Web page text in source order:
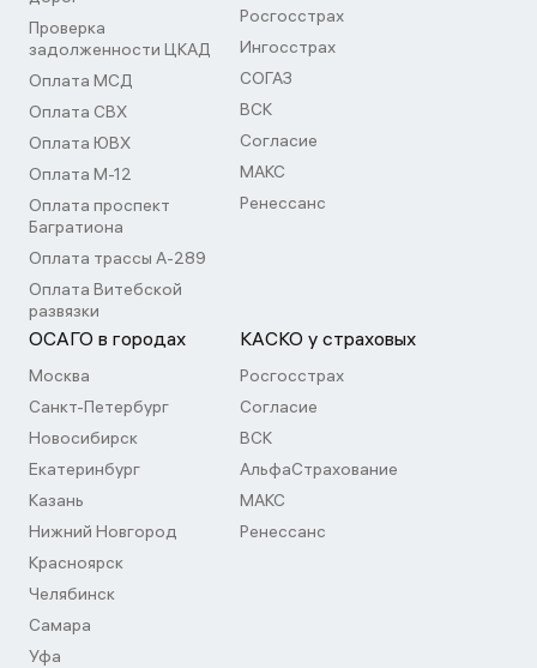
Проверка
задолженности ЦКАД
Оплата МСД
Оплата СВХ
Оплата ЮВХ
Оплата М-12
Оплата проспект
Багратиона
Оплата трассы А-289
Оплата Витебской
развязки
Росгосстрах
Ингосстрах
СОГАЗ
ВСК
Согласие
МАКС
Ренессанс
ОСАГО в городах
Москва
Санкт-Петербург
Новосибирск
Екатеринбург
Казань
Нижний Новгород
Красноярск
Челябинск
Самара
Уфа
КАСКО у страховых
Росгосстрах
Согласие
ВСК
АльфаСтрахование
МАКС
Ренессанс